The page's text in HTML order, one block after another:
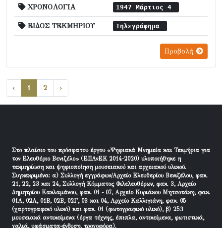
ΧΡΟΝΟΛΟΓΙΑ 1947 Μάρτιος 4
ΕΙΔΟΣ ΤΕΚΜΗΡΙΟΥ Τηλεγράφημα
Προβολή
‹ 1 2 ›
Στο πλαίσιο του πρόσφατου έργου «Ψηφιακά Μνημεία και Τεκμήρια για
τον Ελευθέριο Βενιζέλο» (ΕΠΑνΕΚ 2014-2020) υλοποιήθηκε η
τεκμηρίωση και ψηφιοποίηση μουσειακού και αρχειακού υλικού.
Συγκεκριμένα: α) Συλλογή εγγράφων/Αρχείο Ελευθερίου Βενιζέλου, φακ.
21, 22, 23 και 24, Συλλογή Κόμματος Φιλελευθέρων, φακ. 3, Αρχείο
Δημητρίου Κακλαμάνου, φακ. 01 - 07, Αρχείο Κυριάκου Μητσοτάκη, φακ.
01Α, 02Α, 01Β, 02Β, 02Γ, 03 και 04, Αρχείο Καλλιγιάνη, φακ. 05
(χαρτογραφικό υλικό) και φακ. 01 (φωτογραφικό υλικό), β) 253
μουσειακά αντικείμενα (έργα τέχνης, έπιπλα, αντικείμενα, φωτιστικά,
χαλιά, υφάσματα-ένδυση, τροχοφόρα).